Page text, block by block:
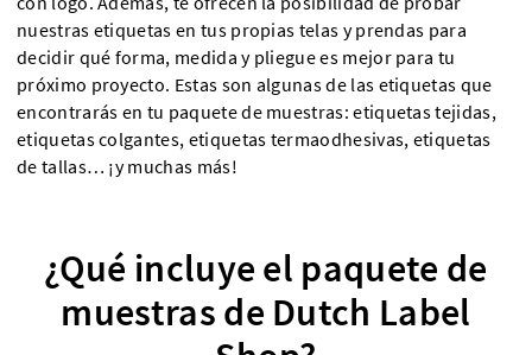
nuestras etiquetas en tus propias telas y prendas para
decidir qué forma, medida y pliegue es mejor para tu
próximo proyecto. Estas son algunas de las etiquetas que
encontrarás en tu paquete de muestras: etiquetas tejidas,
etiquetas colgantes, etiquetas termaodhesivas, etiquetas
de tallas… ¡y muchas más!
¿Qué incluye el paquete de
muestras de Dutch Label